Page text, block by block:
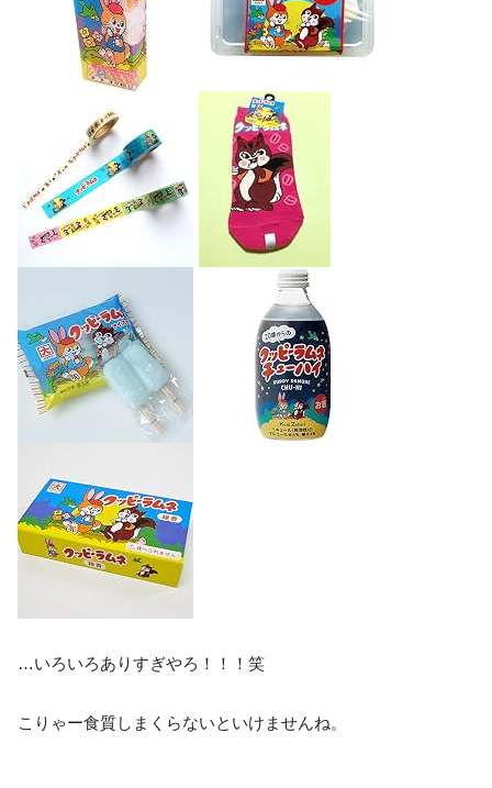
…いろいろありすぎやろ！！！笑
こりゃー食質しまくらないといけませんね。